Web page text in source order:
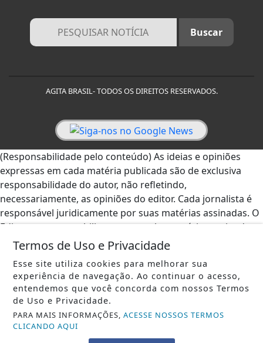
AGITA BRASIL- TODOS OS DIREITOS RESERVADOS.
Termos de Uso e Privacidade
Esse site utiliza cookies para melhorar sua
experiência de navegação. Ao continuar o acesso,
entendemos que você concorda com nossos Termos
de Uso e Privacidade.
PARA MAIS INFORMAÇÕES,ACESSE NOSSOS TERMOS
CLICANDO AQUI
(Responsabilidade pelo conteúdo) As ideias e opiniões
expressas em cada matéria publicada são de exclusiva
responsabilidade do autor, não refletindo,
necessariamente, as opiniões do editor. Cada jornalista é
responsável juridicamente por suas matérias assinadas. O
Editor se responsabiliza apenas pelas matérias assinadas
por ele. - AGITA BRASIL.